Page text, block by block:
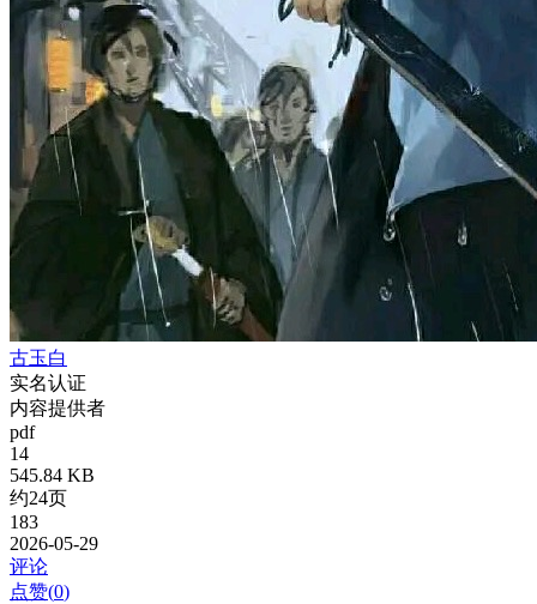
古玉白
实名认证
内容提供者
pdf
14
545.84 KB
约24页
183
2026-05-29
评论
点赞(0)